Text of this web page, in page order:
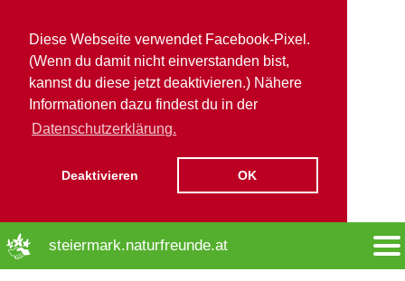
Diese Webseite verwendet Facebook-Pixel.
(Wenn du damit nicht einverstanden bist,
kannst du diese jetzt deaktivieren.) Nähere
Informationen dazu findest du in der
Datenschutzerklärung.
Deaktivieren OK
steiermark.naturfreunde.at